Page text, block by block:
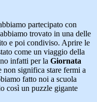
partecipato con
trovato in una delle
e poi condiviso. Aprire le
come un viaggio della
infatti per la Giornata
non significa stare fermi a
fatto noi a scuola
così un puzzle gigante